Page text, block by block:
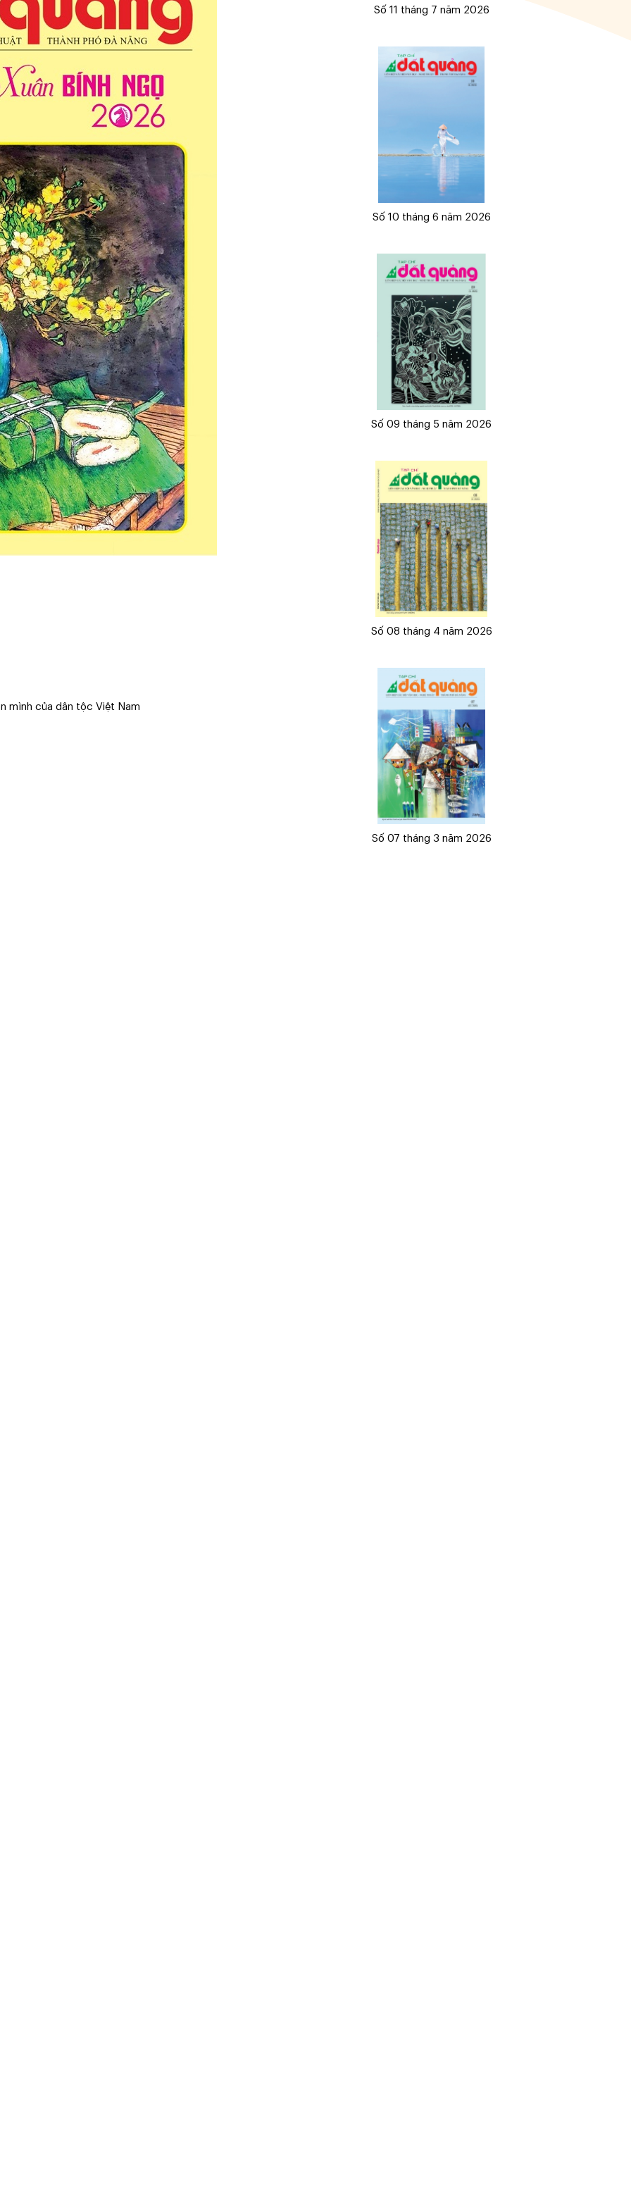
mình của dân tộc Việt Nam
Số 11 tháng 7 năm 2026
Số 10 tháng 6 năm 2026
Số 09 tháng 5 năm 2026
Số 08 tháng 4 năm 2026
Số 07 tháng 3 năm 2026